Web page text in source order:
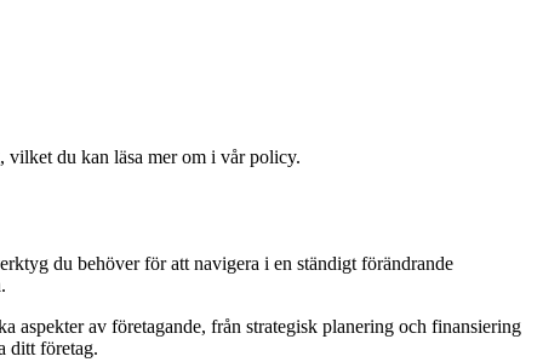
vilket du kan läsa mer om i vår policy.
du behöver för att navigera i en ständigt förändrande
aspekter av företagande, från strategisk planering och finansiering
ditt företag.